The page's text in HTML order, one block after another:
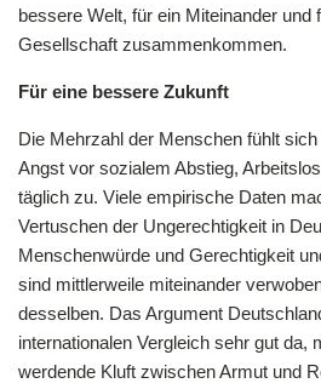
bessere Welt, für ein Miteinander und
Gesellschaft zusammenkommen.
Für eine bessere Zukunft
Die Mehrzahl der Menschen fühlt
Angst vor sozialem Abstieg,
täglich zu. Viele empirische Daten
Vertuschen der Ungerechtigkeit in
Menschenwürde und Gerechtigkeit
sind mittlerweile miteinander
desselben. Das Argument
internationalen Vergleich sehr gut da,
werdende Kluft zwischen Armut und